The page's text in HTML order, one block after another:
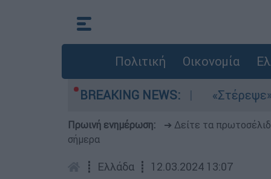
Πολιτική Οικονομία
BREAKING NEWS:
μελτέμια στο Αιγαίο «Στέρεψε» η
Πρωινή ενημέρωση: ➔ Δείτε τα
σήμερα
┋ Ελλάδα ┋ 12.03.2024 13:07